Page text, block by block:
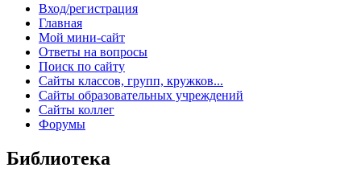
Вход/регистрация
Главная
Мой мини-сайт
Ответы на вопросы
Поиск по сайту
Сайты классов, групп, кружков...
Сайты образовательных учреждений
Сайты коллег
Форумы
Библиотека